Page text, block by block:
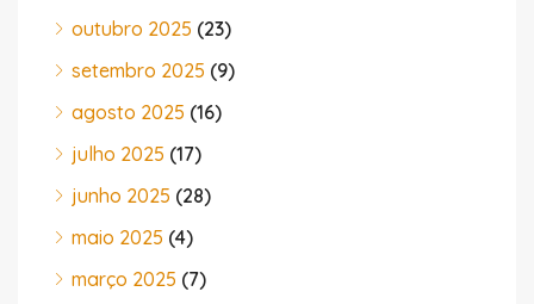
outubro 2025 (23)
setembro 2025 (9)
agosto 2025 (16)
julho 2025 (17)
junho 2025 (28)
maio 2025 (4)
março 2025 (7)